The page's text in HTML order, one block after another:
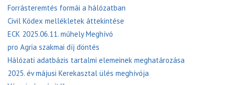
Forrásteremtés formái a hálózatban
Civil Kódex mellékletek áttekintése
ECK 2025.06.11. műhely Meghívó
pro Agria szakmai díj döntés
Hálózati adatbázis tartalmi elemeinek meghatározása
2025. év májusi Kerekasztal ülés meghívója